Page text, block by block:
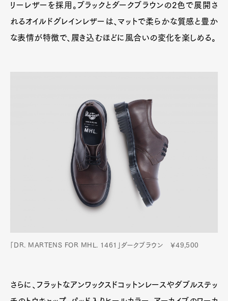
リーレザーを採用。ブラックとダークブラウンの2色で展開さ
れるオイルドグレインレザーは、マットで柔らかな質感と豊か
な表情が特徴で、履き込むほどに風合いの変化を楽しめる。
「DR. MARTENS FOR MHL. 1461」ダークブラウン ￥49,500
さらに、フラットなアンワックスドコットンレースやダブルステッ